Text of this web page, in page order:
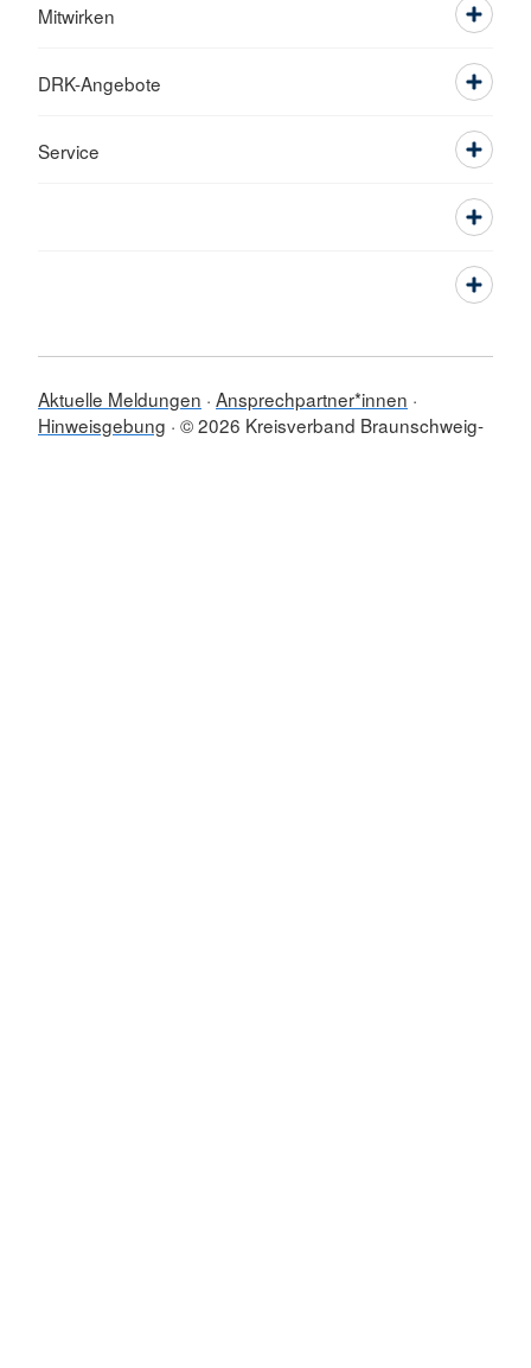
Mitwirken
DRK-Angebote
Service
Aktuelle Meldungen Ansprechpartner*innen
Hinweisgebung © 2026 Kreisverband Braunschweig-